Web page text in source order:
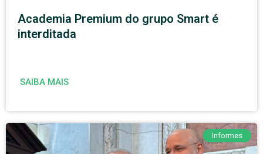
Academia Premium do grupo Smart é
interditada
SAIBA MAIS
Informes